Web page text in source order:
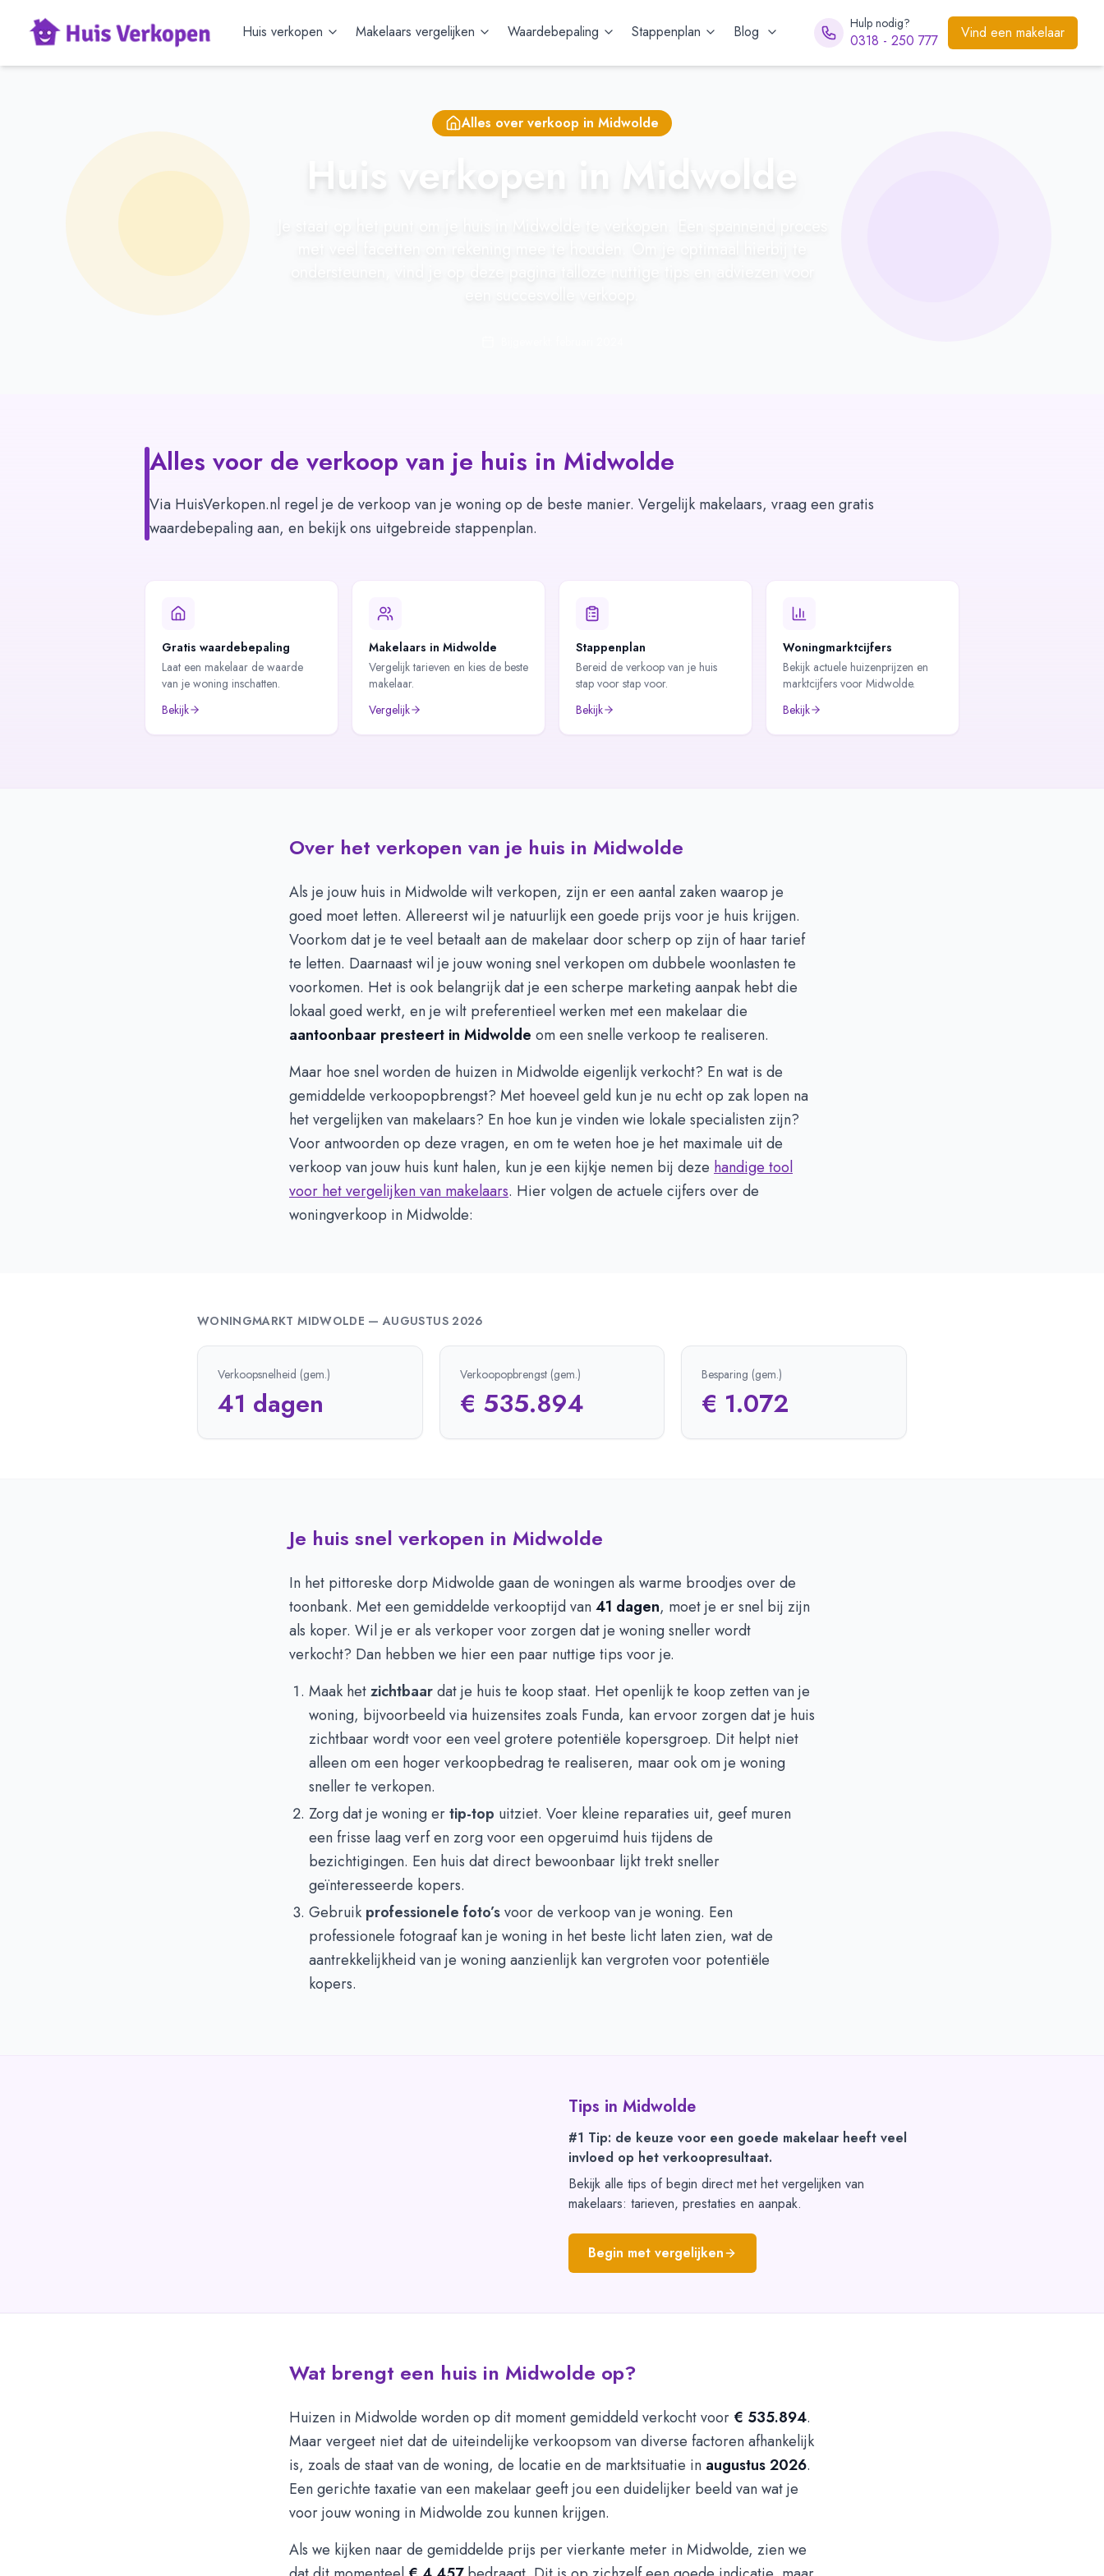
Huis verkopen Makelaars vergelijken Waardebepaling Stappenplan Blog Hulp nodig?
0318 - 250 777 Vind een makelaar
Alles over verkoop in Midwolde
Huis verkopen in Midwolde
Alles voor de verkoop van je huis in Midwolde
Via HuisVerkopen.nl regel je de verkoop van je woning op de beste manier. Vergelijk makelaars, vraag een gratis
waardebepaling aan, en bekijk ons uitgebreide stappenplan.
Gratis waardebepaling
Laat een makelaar de waarde
van je woning inschatten.
Bekijk
Makelaars in Midwolde
Vergelijk tarieven en kies de beste
makelaar.
Vergelijk
Stappenplan
Bereid de verkoop van je huis
stap voor stap voor.
Bekijk
Woningmarktcijfers
Bekijk actuele huizenprijzen en
marktcijfers voor Midwolde.
Bekijk
Over het verkopen van je huis in Midwolde
Als je jouw huis in Midwolde wilt verkopen, zijn er een aantal zaken waarop je
goed moet letten. Allereerst wil je natuurlijk een goede prijs voor je huis krijgen.
Voorkom dat je te veel betaalt aan de makelaar door scherp op zijn of haar tarief
te letten. Daarnaast wil je jouw woning snel verkopen om dubbele woonlasten te
voorkomen. Het is ook belangrijk dat je een scherpe marketing aanpak hebt die
lokaal goed werkt, en je wilt preferentieel werken met een makelaar die
aantoonbaar presteert in Midwolde om een snelle verkoop te realiseren.
Maar hoe snel worden de huizen in Midwolde eigenlijk verkocht? En wat is de
gemiddelde verkoopopbrengst? Met hoeveel geld kun je nu echt op zak lopen na
het vergelijken van makelaars? En hoe kun je vinden wie lokale specialisten zijn?
Voor antwoorden op deze vragen, en om te weten hoe je het maximale uit de
verkoop van jouw huis kunt halen, kun je een kijkje nemen bij deze handige tool
voor het vergelijken van makelaars. Hier volgen de actuele cijfers over de
woningverkoop in Midwolde:
WONINGMARKTMIDWOLDE —AUGUSTUS 2026
Verkoopsnelheid (gem.)
41 dagen
Verkoopopbrengst (gem.)
€ 535.894
Besparing (gem.)
€ 1.072
Je huis snel verkopen in Midwolde
In het pittoreske dorp Midwolde gaan de woningen als warme broodjes over de
toonbank. Met een gemiddelde verkooptijd van41 dagen, moet je er snel bij zijn
als koper. Wil je er als verkoper voor zorgen dat je woning sneller wordt
verkocht? Dan hebben we hier een paar nuttige tips voor je.
Maak hetzichtbaardat je huis te koop staat. Het openlijk te koop zetten van je
woning, bijvoorbeeld via huizensites zoals Funda, kan ervoor zorgen dat je huis
zichtbaar wordt voor een veel grotere potentiële kopersgroep. Dit helpt niet
alleen om een hoger verkoopbedrag te realiseren, maar ook om je woning
sneller te verkopen.
Zorg dat je woning ertip-top uitziet. Voer kleine reparaties uit, geef muren
een frisse laag verf en zorg voor een opgeruimd huis tijdens de
bezichtigingen. Een huis dat direct bewoonbaar lijkt trekt sneller
geïnteresseerde kopers.
Gebruik professionele foto’svoor de verkoop van je woning. Een
professionele fotograaf kan je woning in het beste licht laten zien, wat de
aantrekkelijkheid van je woning aanzienlijk kan vergroten voor potentiële
kopers.
Tips in Midwolde
#1 Tip: de keuze voor een goede makelaar heeft veel
invloed op het verkoopresultaat.
Bekijk alle tips of begin direct met het vergelijken van
makelaars: tarieven, prestaties en aanpak.
Begin met vergelijken
Wat brengt een huis in Midwolde op?
Huizen in Midwolde worden op dit moment gemiddeld verkocht voor € 535.894.
Maar vergeet niet dat de uiteindelijke verkoopsom van diverse factoren afhankelijk
is, zoals de staat van de woning, de locatie en de marktsituatie in augustus 2026.
Een gerichte taxatie van een makelaar geeft jou een duidelijker beeld van wat je
voor jouw woning in Midwolde zou kunnen krijgen.
Als we kijken naar de gemiddelde prijs per vierkante meter in Midwolde, zien we